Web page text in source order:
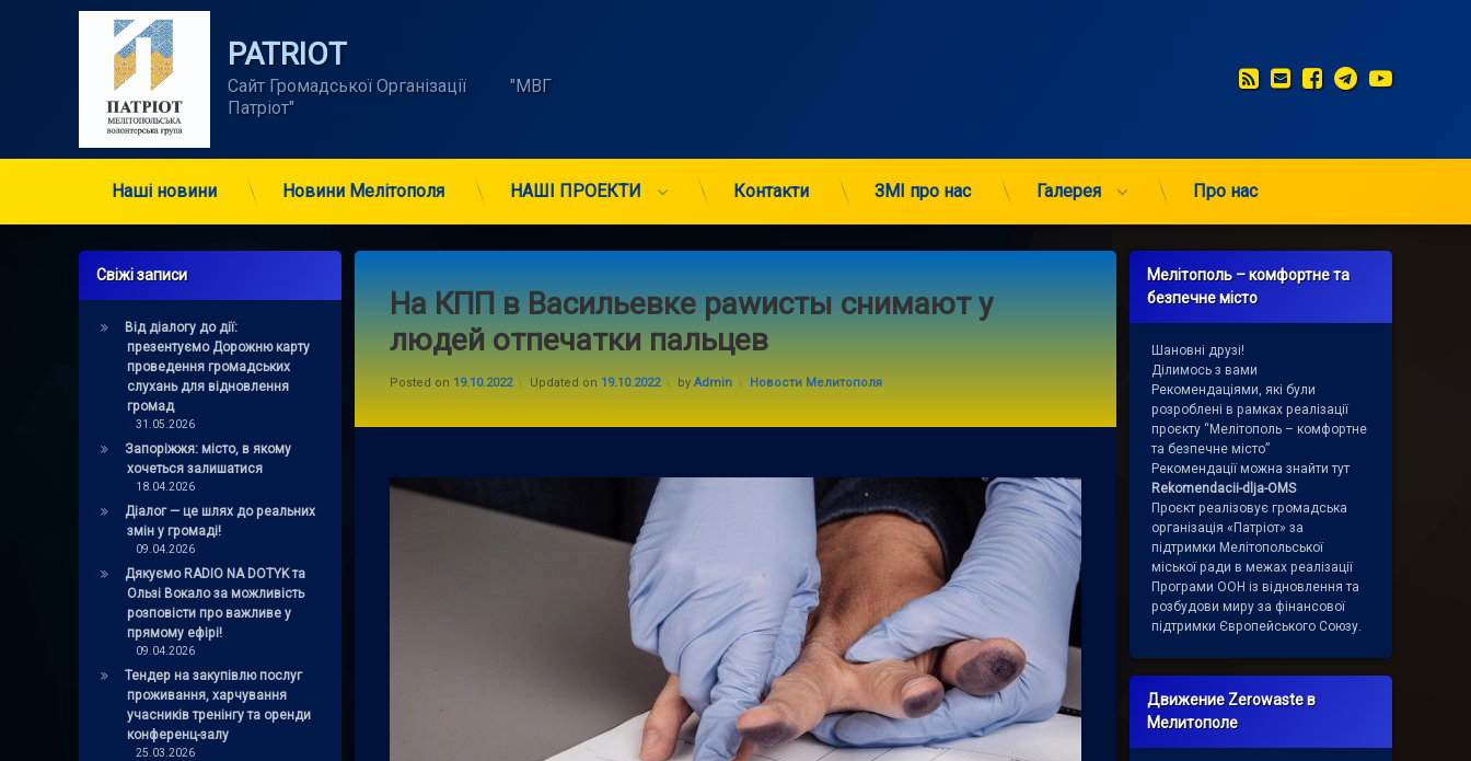
PATRIOT
Сайт Громадської Організації          "МВГ
Патріот"
RSSE-mailFacebook
Telegram
Наші новини Новини Мелітополя НАШІ ПРОЕКТИ Контакти ЗМІ про нас Галерея Про нас
На КПП в Васильевке раwисты снимают у
людей отпечатки пальцев
Posted on 19.10.2022 Updated on 19.10.2022 by Admin Categories:
Новости Мелитополя
Свіжі записи
Від діалогу до дії:
презентуємо Дорожню карту
проведення громадських
слухань для відновлення
громад
31.05.2026
Запоріжжя: місто, в якому
хочеться залишатися
18.04.2026
Діалог — це шлях до реальних
змін у громаді!
09.04.2026
Дякуємо RADIO NA DOTYK та
Ользі Вокало за можливість
розповісти про важливе у
прямому ефірі!
09.04.2026
Тендер на закупівлю послуг
проживання, харчування
учасників тренінгу та оренди
конференц-залу
25.03.2026
Мелітополь – комфортне та
безпечне місто
Шановні друзі!
Ділимось з вами
Рекомендаціями, які були
розроблені в рамках реалізації
проєкту “Мелітополь – комфортне
та безпечне місто”
Рекомендації можна знайти тут
Rekomendacii-dlja-OMS
Проєкт реалізовує громадська
організація «Патріот» за
підтримки Мелітопольської
міської ради в межах реалізації
Програми ООН із відновлення та
розбудови миру за фінансової
підтримки Європейського Союзу.
Движение Zerowaste в
Мелитополе